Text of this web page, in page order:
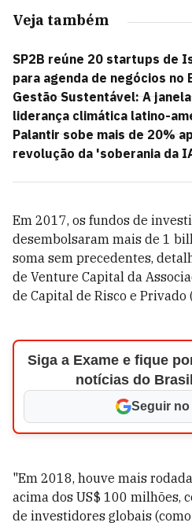
Veja também
SP2B reúne 20 startups de
para agenda de negócios no
Gestão Sustentável: A
liderança climática latino-
Palantir sobe mais de 20%
revolução da 'soberania da
Em 2017, os fundos de
desembolsaram mais de 1
soma sem precedentes,
de Venture Capital da
de Capital de Risco e Privado
Siga a Exame e fique
notícias do
Seguir
"Em 2018, houve mais
acima dos US$ 100 milhões,
de investidores globais